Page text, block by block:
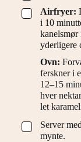
▢
Airfryer:
i 10
yderligere
Ovn:
ferskner i
12–15
hver
let
▢
Server
mynte.